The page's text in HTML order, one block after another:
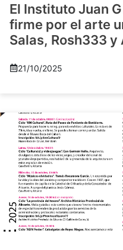
El Instituto Juan
firme por el arte
Salas, Rosh333
21/10/2025